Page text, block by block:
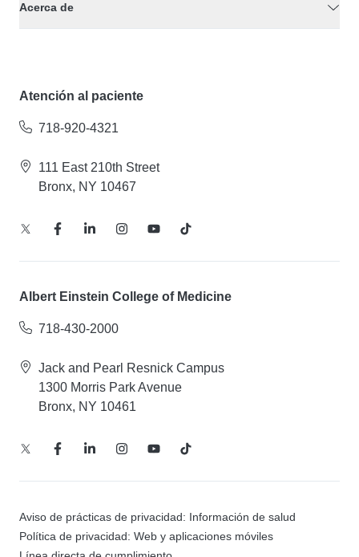
Acerca de
Atención al paciente
718-920-4321
111 East 210th Street
Bronx, NY 10467
Albert Einstein College of Medicine
718-430-2000
Jack and Pearl Resnick Campus
1300 Morris Park Avenue
Bronx, NY 10461
Aviso de prácticas de privacidad: Información de salud
Política de privacidad: Web y aplicaciones móviles